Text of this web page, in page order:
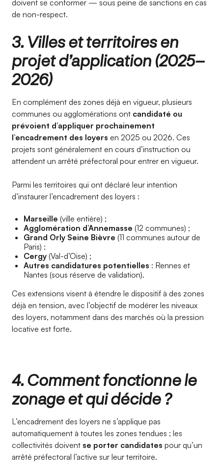
doivent se conformer — sous peine de sanctions en cas
de non-respect.
3. Villes et territoires en
projet d’application (2025–
2026)
En complément des zones déjà en vigueur, plusieurs
communes ou agglomérations ont candidaté ou
prévoient d’appliquer prochainement
l’encadrement des loyers en 2025 ou 2026. Ces
projets sont généralement en cours d’instruction ou
attendent un arrêté préfectoral pour entrer en vigueur.
Parmi les territoires qui ont déclaré leur intention
d’instaurer l’encadrement des loyers :
Marseille (ville entière) ;
Agglomération d’Annemasse (12 communes) ;
Grand Orly Seine Bièvre (11 communes autour de
Paris) ;
Cergy (Val-d’Oise) ;
Autres candidatures potentielles : Rennes et
Nantes (sous réserve de validation).
Ces extensions visent à étendre le dispositif à des zones
déjà en tension, avec l’objectif de modérer les niveaux
des loyers, notamment dans des marchés où la pression
locative est forte.
4. Comment fonctionne le
zonage et qui décide ?
L’encadrement des loyers ne s’applique pas
automatiquement à toutes les zones tendues ; les
collectivités doivent se porter candidates pour qu’un
arrêté préfectoral l’active sur leur territoire.